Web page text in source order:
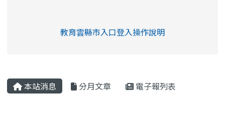
link to https://eliteracy.edu.tw/Shorts/
教育雲縣市入口登入操作說明
本站消息 分月文章 電子報列表